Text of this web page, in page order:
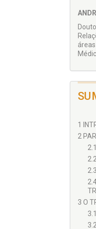
1
2
3 O